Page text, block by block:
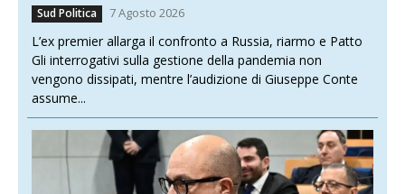
Sud Politica 7 Agosto 2026
L’ex premier allarga il confronto a Russia, riarmo e Patto
Gli interrogativi sulla gestione della pandemia non
vengono dissipati, mentre l’audizione di Giuseppe Conte
assume...